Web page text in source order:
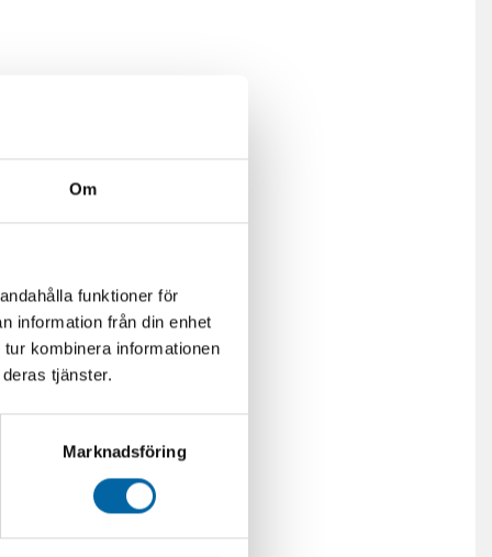
Om
funktioner för
information från din enhet
kombinera informationen
tjänster.
Marknadsföring